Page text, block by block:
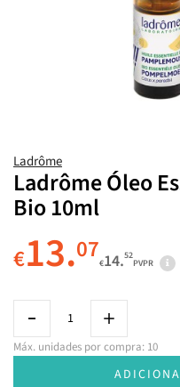
Ladrôme
Ladrôme Óleo
Bio 10ml
€13.07€14.52
PVPR
Máx. unidades por compra: 10